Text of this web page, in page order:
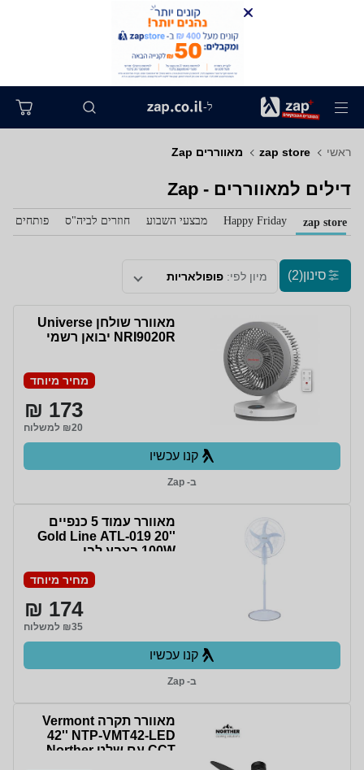
ל-
ראשי zap store מאווררים Zap
דילים למאווררים - Zap
zap store
Happy Friday מבצעי השבוע חוזרים לביה"ס פותחים
סינון(2) מיון לפי: פופולאריות
מאוורר שולחן Universe
NRI9020R יבואן רשמי
מחיר מיוחד
173 ₪
₪20 למשלוח
קנו עכשיו
ב- Zap
מאוורר עמוד 5 כנפיים
Gold Line ATL-019 20''
100W בצבע לבן
מחיר מיוחד
174 ₪
₪35 למשלוח
קנו עכשיו
ב- Zap
‏מאוורר תקרה Vermont
42'' NTP-VMT42-LED
CCT עם שלט Norther